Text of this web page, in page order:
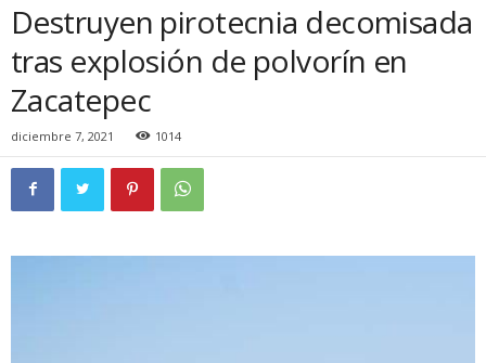
Destruyen pirotecnia decomisada
tras explosión de polvorín en
Zacatepec
diciembre 7, 2021 1014